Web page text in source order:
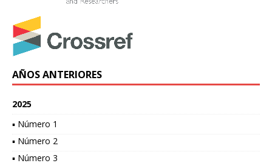
AÑOS ANTERIORES
2025
▪ Número 1
▪ Número 2
▪ Número 3